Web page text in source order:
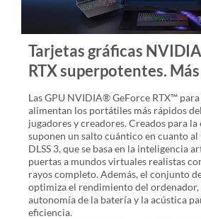
Tarjetas gráficas
RTX superpotentes.
Las GPU NVIDIA® GeForce RTX™
alimentan los portátiles más rápidos
jugadores y creadores. Creados para la
suponen un salto cuántico en cuanto
DLSS 3, que se basa en la inteligencia
puertas a mundos virtuales realistas
rayos completo. Además, el conjunto
optimiza el rendimiento del ordenador,
autonomía de la batería y la acústica
eficiencia.